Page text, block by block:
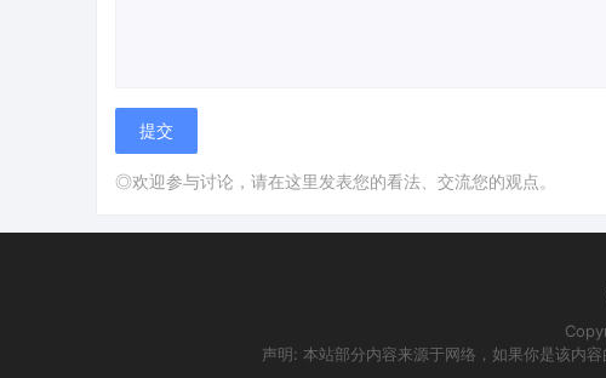
◎欢迎参与讨论，请在这里发表您的看法、交流您的观点。
声明: 本站部分内容来源于网络，如果你是该内